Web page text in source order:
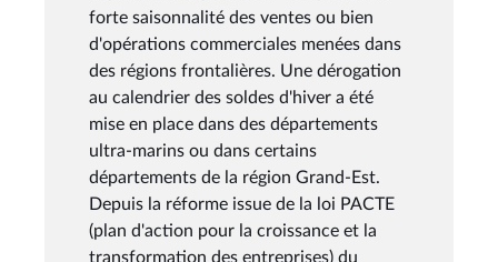
forte saisonnalité des ventes ou bien
d'opérations commerciales menées dans
des régions frontalières. Une dérogation
au calendrier des soldes d'hiver a été
mise en place dans des départements
ultra-marins ou dans certains
départements de la région Grand-Est.
Depuis la réforme issue de la loi PACTE
(plan d'action pour la croissance et la
transformation des entreprises) du